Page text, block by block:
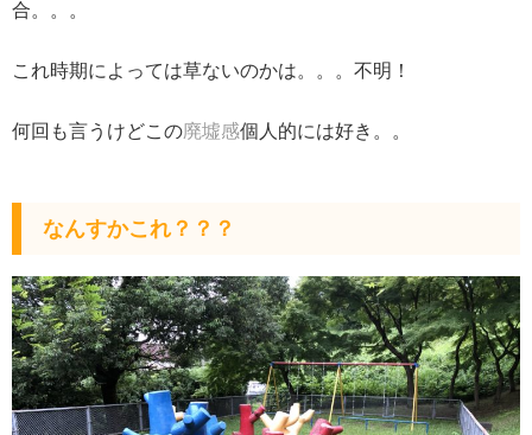
合。。。
これ時期によっては草ないのかは。。。不明！
何回も言うけどこの廃墟感個人的には好き。。
なんすかこれ？？？